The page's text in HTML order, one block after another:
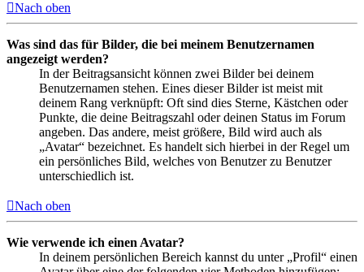
Nach oben
Was sind das für Bilder, die bei meinem Benutzernamen
angezeigt werden?
In der Beitragsansicht können zwei Bilder bei deinem
Benutzernamen stehen. Eines dieser Bilder ist meist mit
deinem Rang verknüpft: Oft sind dies Sterne, Kästchen oder
Punkte, die deine Beitragszahl oder deinen Status im Forum
angeben. Das andere, meist größere, Bild wird auch als
„Avatar“ bezeichnet. Es handelt sich hierbei in der Regel um
ein persönliches Bild, welches von Benutzer zu Benutzer
unterschiedlich ist.
Nach oben
Wie verwende ich einen Avatar?
In deinem persönlichen Bereich kannst du unter „Profil“ einen